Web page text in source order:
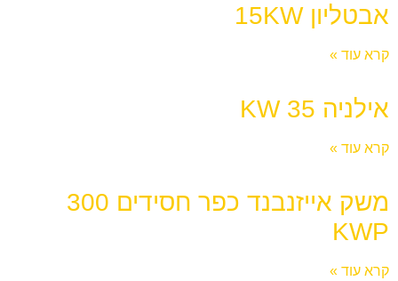
אבטליון 15KW
קרא עוד »
אילניה KW 35
קרא עוד »
משק אייזנבנד כפר חסידים 300
KWP
קרא עוד »